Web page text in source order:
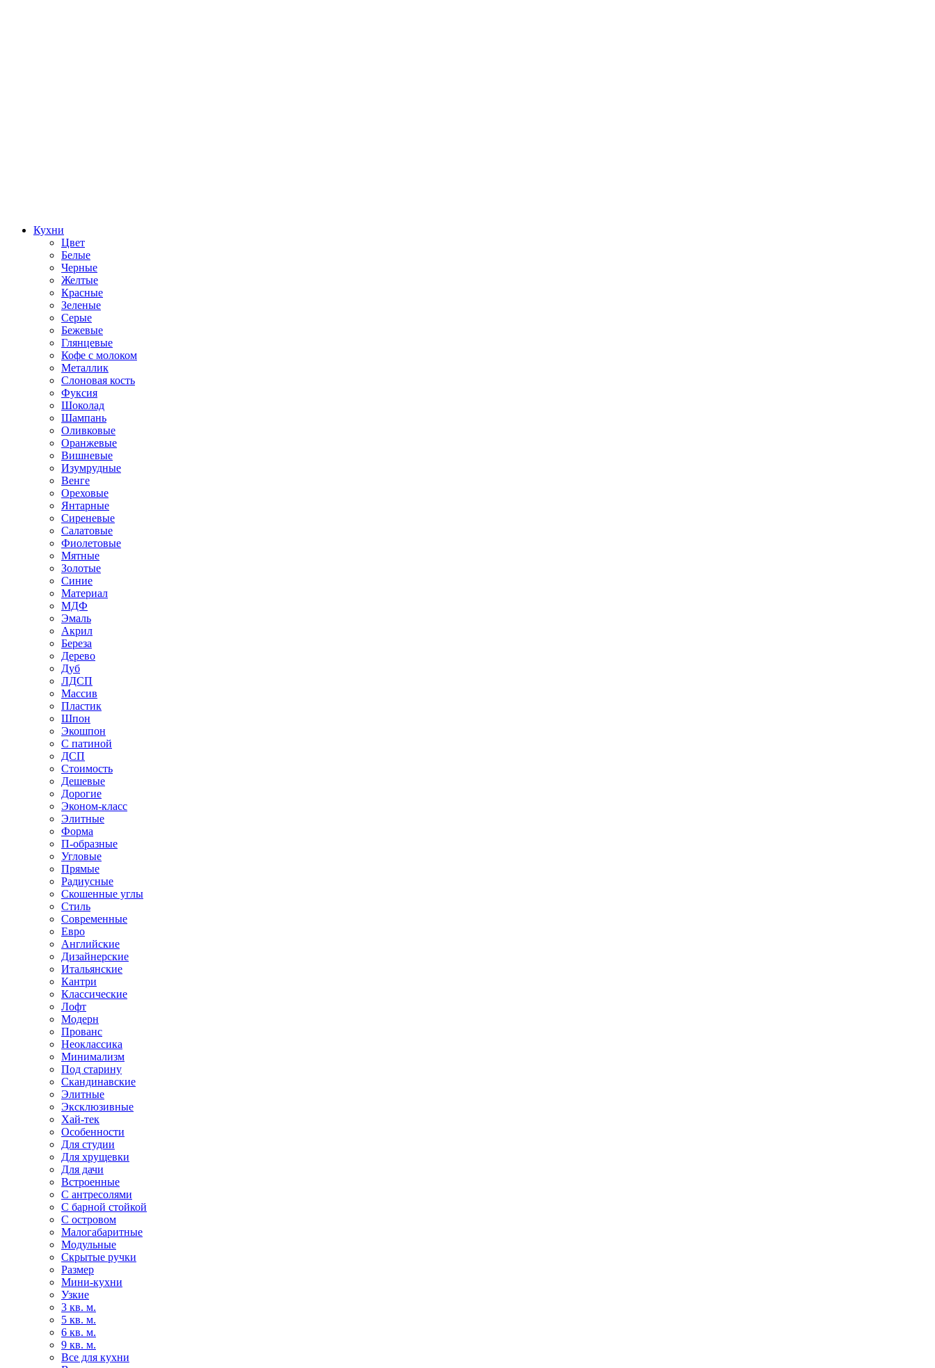
Кухни
Цвет
Белые
Черные
Желтые
Красные
Зеленые
Серые
Бежевые
Глянцевые
Кофе с молоком
Металлик
Слоновая кость
Фуксия
Шоколад
Шампань
Оливковые
Оранжевые
Вишневые
Изумрудные
Венге
Ореховые
Янтарные
Сиреневые
Салатовые
Фиолетовые
Мятные
Золотые
Синие
Материал
МДФ
Эмаль
Акрил
Береза
Дерево
Дуб
ЛДСП
Массив
Пластик
Шпон
Экошпон
С патиной
ДСП
Стоимость
Дешевые
Дорогие
Эконом-класс
Элитные
Форма
П-образные
Угловые
Прямые
Радиусные
Скошенные углы
Стиль
Современные
Евро
Английские
Дизайнерские
Итальянские
Кантри
Классические
Лофт
Модерн
Прованс
Неоклассика
Минимализм
Под старину
Скандинавские
Элитные
Эксклюзивные
Хай-тек
Особенности
Для студии
Для хрущевки
Для дачи
Встроенные
С антресолями
С барной стойкой
С островом
Малогабаритные
Модульные
Скрытые ручки
Размер
Мини-кухни
Узкие
3 кв. м.
5 кв. м.
6 кв. м.
9 кв. м.
Все для кухни